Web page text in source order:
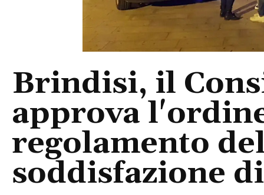
Brindisi, il
approva
regolamento
soddisfazione